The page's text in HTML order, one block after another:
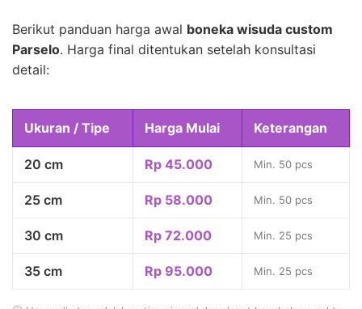
Berikut panduan harga awal boneka wisuda custom
Parselo. Harga final ditentukan setelah konsultasi
detail:
Ukuran / Tipe Harga Mulai Keterangan
20 cm Rp 45.000 Min. 50 pcs
25 cm Rp 58.000 Min. 50 pcs
30 cm Rp 72.000 Min. 25 pcs
35 cm Rp 95.000 Min. 25 pcs